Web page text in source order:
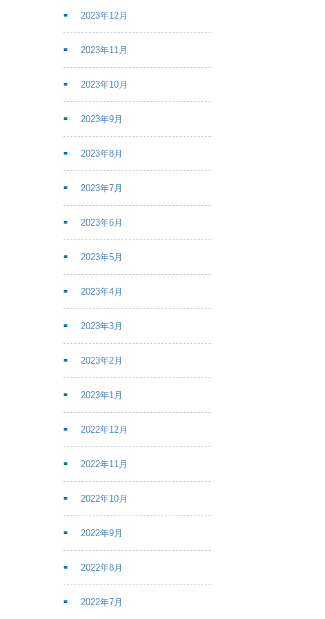
2023年12月
2023年11月
2023年10月
2023年9月
2023年8月
2023年7月
2023年6月
2023年5月
2023年4月
2023年3月
2023年2月
2023年1月
2022年12月
2022年11月
2022年10月
2022年9月
2022年8月
2022年7月